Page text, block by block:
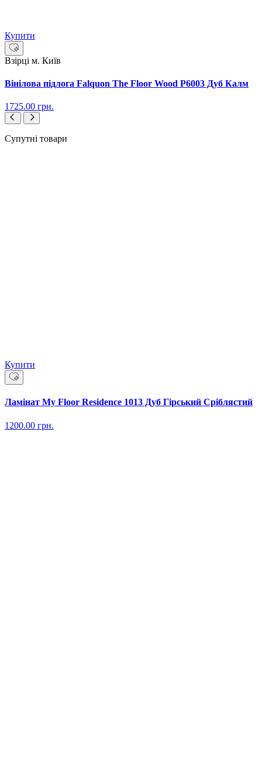
Купити
Взірці м. Київ
Вінілова підлога Falquon The Floor Wood P6003 Дуб Калм
1725.00 грн.
Супутні товари
Купити
Ламінат My Floor Residence 1013 Дуб Гірський Сріблястий
1200.00 грн.